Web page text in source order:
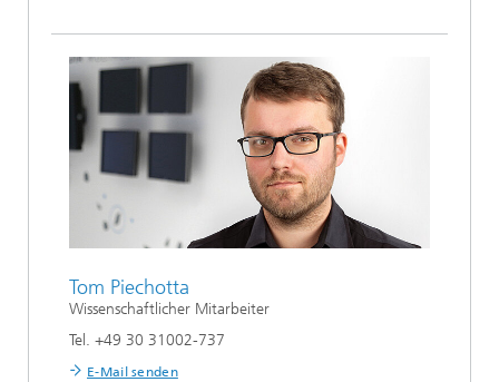
Tom Piechotta
Wissenschaftlicher Mitarbeiter
Tel. +49 30 31002-737
E-Mail senden